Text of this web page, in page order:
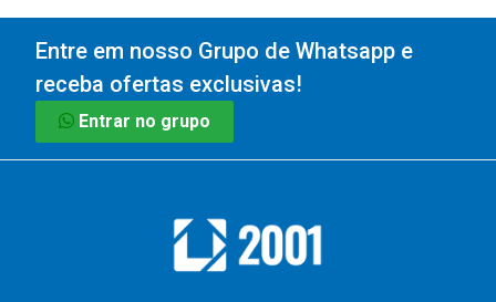
Entre em nosso Grupo de Whatsapp e
receba ofertas exclusivas!
Entrar no grupo